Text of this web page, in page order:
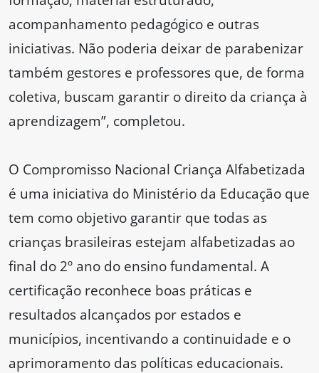
acompanhamento pedagógico e outras
iniciativas. Não poderia deixar de parabenizar
também gestores e professores que, de forma
coletiva, buscam garantir o direito da criança à
aprendizagem”, completou.
O Compromisso Nacional Criança Alfabetizada
é uma iniciativa do Ministério da Educação que
tem como objetivo garantir que todas as
crianças brasileiras estejam alfabetizadas ao
final do 2º ano do ensino fundamental. A
certificação reconhece boas práticas e
resultados alcançados por estados e
municípios, incentivando a continuidade e o
aprimoramento das políticas educacionais.